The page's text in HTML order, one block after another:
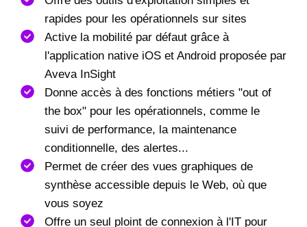
rapides pour les opérationnels sur sites
Active la mobilité par défaut grâce à
l'application native iOS et Android proposée par
Aveva InSight
Donne accès à des fonctions métiers "out of
the box" pour les opérationnels, comme le
suivi de performance, la maintenance
conditionnelle, des alertes...
Permet de créer des vues graphiques de
synthèse accessible depuis le Web, où que
vous soyez
Offre un seul ploint de connexion à l'IT pour